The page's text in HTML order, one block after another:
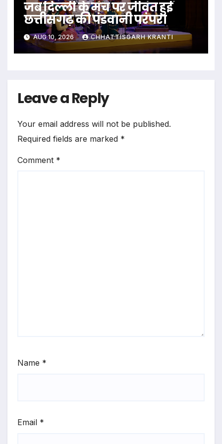
जब दिल्ली के मंच पर जीवंत हुई
छत्तीसगढ़ की पंडवानी परंपरा
AUG 10, 2026 CHHATTISGARH KRANTI
Leave a Reply
Your email address will not be published.
Required fields are marked *
Comment *
Name *
Email *